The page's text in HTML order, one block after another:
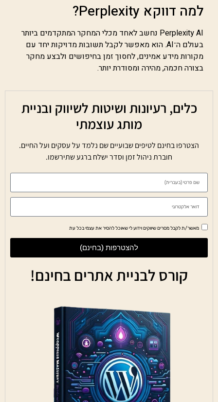
למה דווקא Perplexity?
Perplexity AI נחשב לאחד מכלי המחקר המתקדמים ביותר
בעולם ה־AI. הוא מאפשר לקבל תשובות מדויקות יחד עם
מקורות מידע אמינים, לחסוך זמן בחיפושים ולבצע מחקר
בצורה חכמה, מהירה ומסודרת יותר.
כלים, רעיונות ושיטות לשיווק ובניית
מותג עוצמתי
הצטרפו בחינם לטיפים שבועיים שם נלמד על עסקים ועל החיים.
חוברת ניהול זמן וסדר ישלח ברגע שתירשמו.
מאשר/ת לקבל מסרים שיווקים וידוע לי שאוכל להסיר את עצמי בכל עת
להצטרפות (בחינם)
קורס לבניית אתרים בחינם!